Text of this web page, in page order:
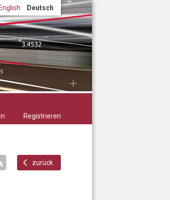
English Deutsch
Registrieren
zurück